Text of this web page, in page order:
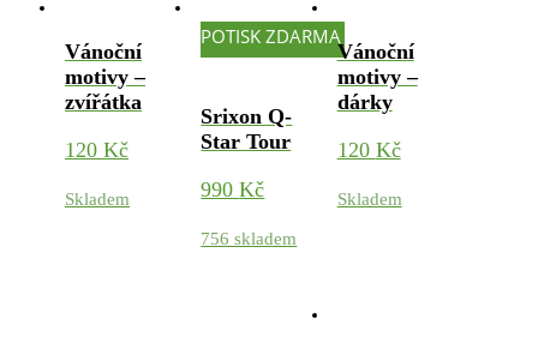
Vánoční
motivy –
zvířátka
120 Kč
Skladem
POTISK ZDARMA
Srixon Q-
Star Tour
990Kč
756 skladem
Vánoční
motivy –
dárky
120 Kč
Skladem